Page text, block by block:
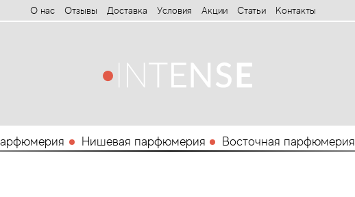
О нас Отзывы Доставка Условия Aкции Статьи Контакты
Нишевая парфюмерия Восточная парфюмерия